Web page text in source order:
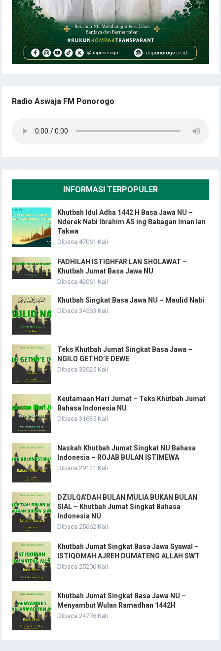
Radio Aswaja FM Ponorogo
INFORMASI TERPOPULER
Khutbah Idul Adha 1442 H Basa Jawa NU –
Nderek Nabi Ibrahim AS ing Babagan Iman lan
Takwa
Dibaca 47061 Kali
FADHILAH ISTIGHFAR LAN SHOLAWAT –
Khutbah Jumat Basa Jawa NU
Dibaca 42061 Kali
Khutbah Singkat Basa Jawa NU – Maulid Nabi
Dibaca 34563 Kali
Teks Khutbah Jumat Singkat Basa Jawa –
NGILO GETHO’E DEWE
Dibaca 32025 Kali
Keutamaan Hari Jumat – Teks Khutbah Jumat
Bahasa Indonesia NU
Dibaca 31635 Kali
Naskah Khutbah Jumat Singkat NU Bahasa
Indonesia – ROJAB BULAN ISTIMEWA
Dibaca 29121 Kali
DZULQA’DAH BULAN MULIA BUKAN BULAN
SIAL – Khutbah Jumat Singkat Bahasa
Indonesia NU
Dibaca 25662 Kali
Khutbah Jumat Singkat Basa Jawa Syawal –
ISTIQOMAH AJREH DUMATENG ALLAH SWT
Dibaca 25206 Kali
Khutbah Jumat Singkat Basa Jawa NU –
Menyambut Wulan Ramadhan 1442H
Dibaca 24776 Kali